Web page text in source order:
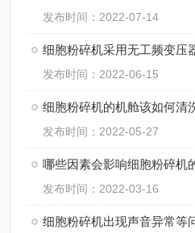
发布时间：2022-07-14
细胞粉碎机采用无工频变压
发布时间：2022-06-15
细胞粉碎机的机舱该如何清
发布时间：2022-05-27
哪些因素会影响细胞粉碎机
发布时间：2022-03-16
细胞粉碎机出现声音异常等